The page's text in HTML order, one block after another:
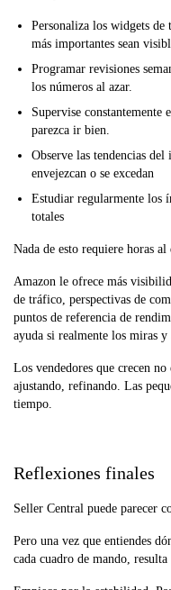
Personaliza los widgets
más importantes sean
Programar revisiones
los números al azar.
Supervise constantemente
parezca ir bien.
Observe las tendencias del
envejezcan o se excedan
Estudiar regularmente los
totales
Nada de esto requiere horas al
Amazon le ofrece más
de tráfico, perspectivas de
puntos de referencia de
ayuda si realmente los miras y
Los vendedores que crecen
ajustando, refinando. Las
tiempo.
Reflexiones finales
Seller Central puede parecer
Pero una vez que entiendes
cada cuadro de mando,